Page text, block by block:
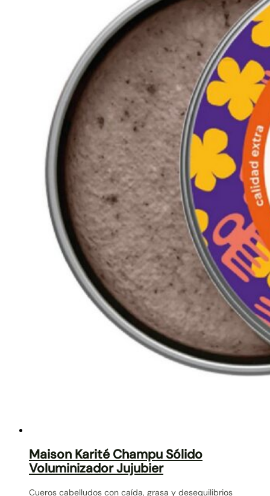
Maison Karité Champu Sólido
Voluminizador Jujubier
Cueros cabelludos con caída, grasa y desequilibrios